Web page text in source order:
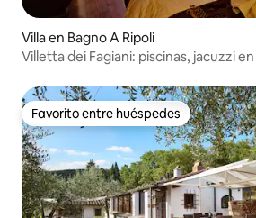
Villa en Bagno A Ripoli
Villetta dei Fagiani: piscinas, jacuzzi
Favorito entre huéspedes
Favorito entre huéspedes